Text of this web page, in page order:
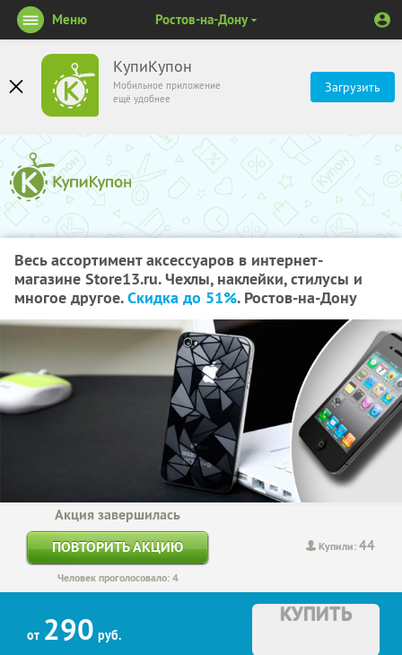
КупиКупон
Мобильное приложение
ещё удобнее
Загрузить
Меню Ростов-на-Дону
Весь ассортимент аксессуаров в интернет-
магазине Store13.ru. Чехлы, наклейки, стилусы и
многое другое.Скидка до 51%. Ростов-на-Дону
Купили:44
Акция завершилась
ПОВТОРИТЬ АКЦИЮ
Человек проголосовало: 4
от 290 руб.
КУПИТЬ